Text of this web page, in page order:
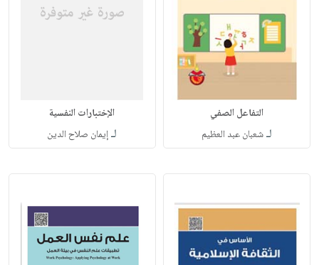
التفاعل الصفي
لـشعبان عبد العظيم
الإختبارات النفسية
لـإيمان صلاح الدين